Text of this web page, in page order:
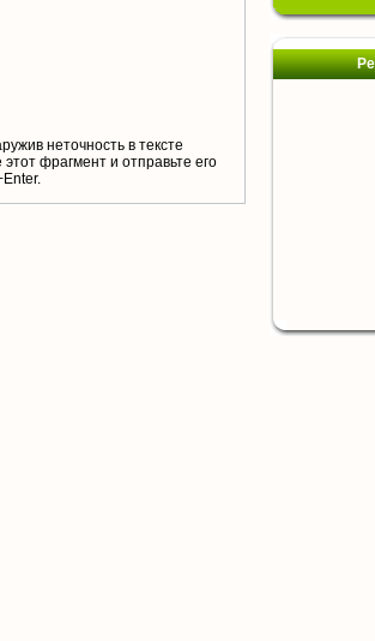
неточность в тексте
фрагмент и отправьте его